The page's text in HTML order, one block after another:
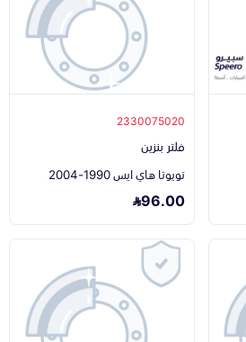
2330075020
فلتر بنزين
تويوتا هاي ايس 1990-2004
96.00